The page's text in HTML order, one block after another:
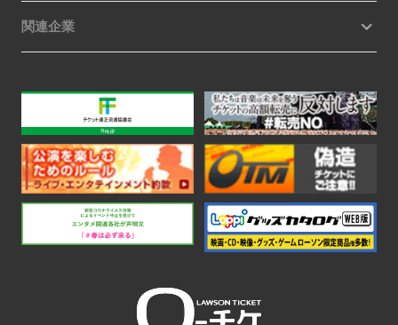
関連企業